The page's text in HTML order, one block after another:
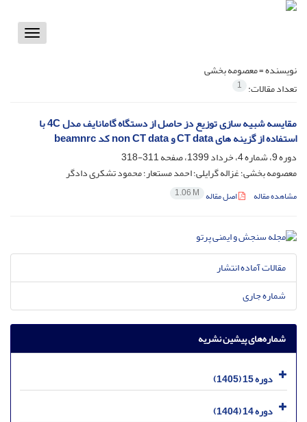
Toggle
نویسنده =معصومه بخشی
تعداد مقالات: 1
مقایسه شبیه سازی توزیع دز حاصل از دستگاه گامانایف مدل 4C با
استفاده از گزینه های CT data و non CT data کد beamnrc
دوره 9، شماره 4، خرداد 1399، صفحه
311-318
معصومه بخشی؛ غزاله گرایلی؛ احمد مستعار؛ محمود تشکری دادگر
مشاهده مقاله اصل مقاله 1.06 M
مقالات آماده انتشار
شماره جاری
شماره‌های پیشین نشریه
دوره 15 (1405)
دوره 14 (1404)